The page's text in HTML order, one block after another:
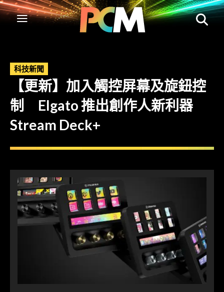
科技新聞
【更新】加入觸控屏幕及旋鈕控
制 Elgato 推出創作人新利器
Stream Deck+